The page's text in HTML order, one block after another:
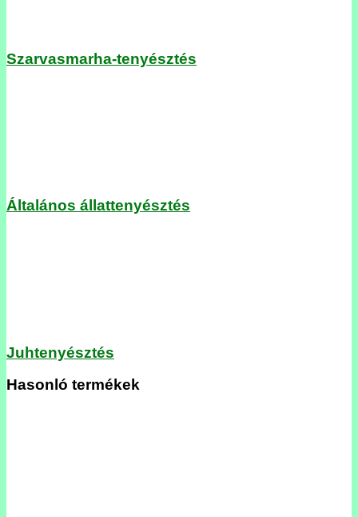
Szarvasmarha-tenyésztés
Általános állattenyésztés
Juhtenyésztés
Hasonló termékek